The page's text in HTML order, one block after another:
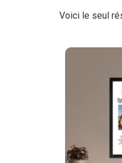
Voici le seul